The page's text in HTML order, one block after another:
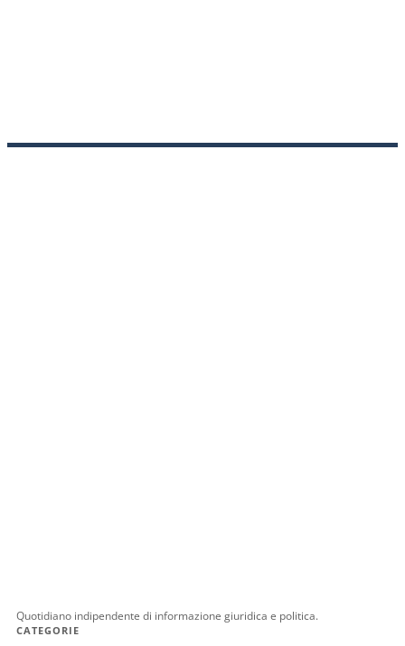
Quotidiano indipendente di informazione giuridica e politica.
CATEGORIE